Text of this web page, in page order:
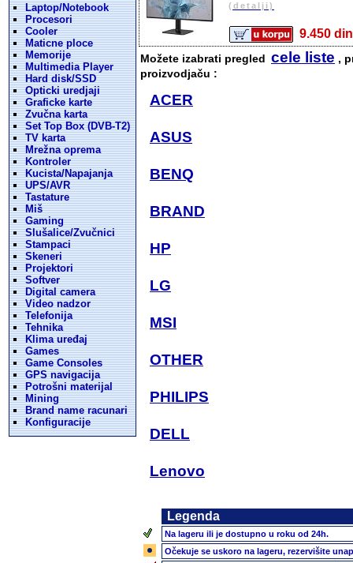
Laptop/Notebook
Procesori
Cooler
Maticne ploce
Memorije
Multimedia Player
Hard disk/SSD
Opticki uredjaji
Graficke karte
Zvučna karta
Set Top Box (DVB-T2)
TV karta
Mrežna oprema
Kontroler
Kucista/Napajanja
UPS/AVR
Tastature
Miš
Gaming
Slušalice/Zvučnici
Stampaci
Skeneri
Projektori
Softver
Digital camera
Video nadzor
Telefonija
Tehnika
Klima uređaj
Games
Game Consoles
GPS navigacija
Potrošni materijal
Mining
Brand name racunari
Konfiguracije
(detalji)
9.450
Možete izabrati pregled cele liste ,
proizvodjaču :
ACER
ASUS
BENQ
BRAND
HP
LG
MSI
OTHER
PHILIPS
DELL
Lenovo
Legenda
Na lageru ili je dostupno u roku od 24h.
Očekuje se uskoro na lageru, rezervišite